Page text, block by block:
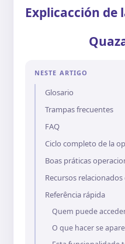
Explicacción
NESTE ARTIGO
Glosario
Trampas frecuentes
FAQ
Ciclo completo de la
Boas práticas
Recursos relacionados
Referência rápida
Quem puede
O que hacer se